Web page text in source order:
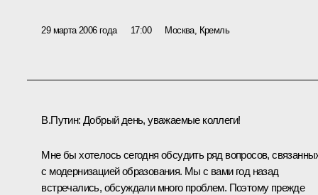
29 марта 2006 года 17:00 Москва, Кремль
В.Путин: Добрый день, уважаемые коллеги!
Мне бы хотелось сегодня обсудить ряд вопросов,
с модернизацией образования. Мы с вами год назад
встречались, обсуждали много проблем. Поэтому прежде